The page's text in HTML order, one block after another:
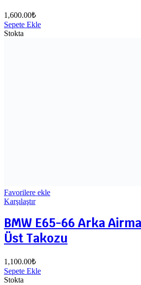
1,600.00₺
Sepete Ekle
Stokta
Favorilere ekle
Karşılaştır
BMW E65-66 Arka
Üst Takozu
1,100.00₺
Sepete Ekle
Stokta